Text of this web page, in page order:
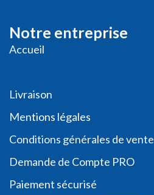
Notre entreprise
Accueil
Livraison
Mentions légales
Conditions générales de vente
Demande de Compte PRO
Paiement sécurisé